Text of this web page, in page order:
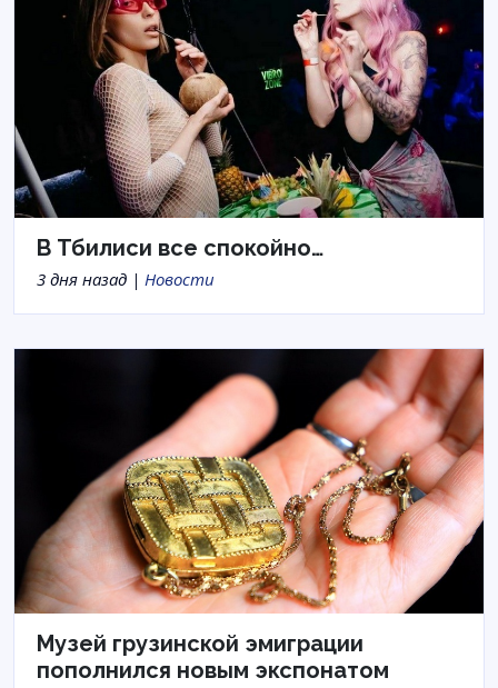
В Тбилиси все спокойно…
3 дня назад | Новости
Музей грузинской эмиграции
пополнился новым экспонатом